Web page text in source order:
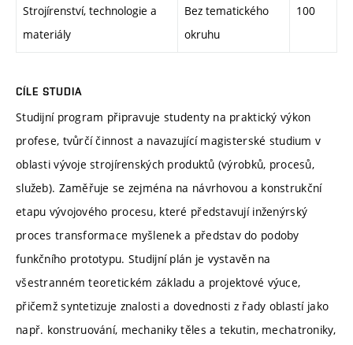
Strojírenství, technologie a
materiály
Bez tematického
okruhu
100
CÍLE STUDIA
Studijní program připravuje studenty na praktický výkon
profese, tvůrčí činnost a navazující magisterské studium v
oblasti vývoje strojírenských produktů (výrobků, procesů,
služeb). Zaměřuje se zejména na návrhovou a konstrukční
etapu vývojového procesu, které představují inženýrský
proces transformace myšlenek a představ do podoby
funkčního prototypu. Studijní plán je vystavěn na
všestranném teoretickém základu a projektové výuce,
přičemž syntetizuje znalosti a dovednosti z řady oblastí jako
např. konstruování, mechaniky těles a tekutin, mechatroniky,